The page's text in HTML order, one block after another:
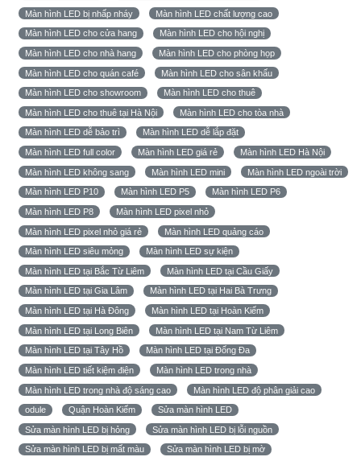
Màn hình LED bị nhấp nháy Màn hình LED chất lượng cao
Màn hình LED cho cửa hang Màn hình LED cho hội nghị
Màn hình LED cho nhà hang Màn hình LED cho phòng họp
Màn hình LED cho quán café Màn hình LED cho sân khấu
Màn hình LED cho showroom Màn hình LED cho thuê
Màn hình LED cho thuê tại Hà Nội Màn hình LED cho tòa nhà
Màn hình LED dễ bảo trì Màn hình LED dễ lắp đặt
Màn hình LED full color Màn hình LED giá rẻ Màn hình LED Hà Nội
Màn hình LED không sang Màn hình LED mini Màn hình LED ngoài trời
Màn hình LED P10 Màn hình LED P5 Màn hình LED P6
Màn hình LED P8 Màn hình LED pixel nhỏ
Màn hình LED pixel nhỏ giá rẻ Màn hình LED quảng cáo
Màn hình LED siêu mỏng Màn hình LED sự kiện
Màn hình LED tại Bắc Từ Liêm Màn hình LED tại Cầu Giấy
Màn hình LED tại Gia Lâm Màn hình LED tại Hai Bà Trưng
Màn hình LED tại Hà Đông Màn hình LED tại Hoàn Kiếm
Màn hình LED tại Long Biên Màn hình LED tại Nam Từ Liêm
Màn hình LED tại Tây Hồ Màn hình LED tại Đống Đa
Màn hình LED tiết kiệm điện Màn hình LED trong nhà
Màn hình LED trong nhà độ sáng cao Màn hình LED độ phân giải cao
odule Quận Hoàn Kiếm Sửa màn hình LED
Sửa màn hình LED bị hỏng Sửa màn hình LED bị lỗi nguồn
Sửa màn hình LED bị mất màu Sửa màn hình LED bị mờ